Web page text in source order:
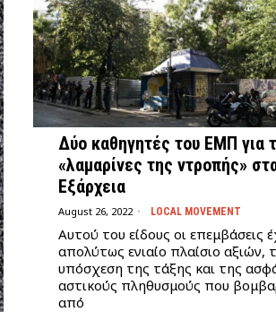
Δύο καθηγητές του ΕΜΠ για
«λαμαρίνες της ντροπής»
Εξάρχεια
August 26, 2022 LOCAL MOVEMENT
Αυτού του είδους οι επεμβάσεις
απολύτως ενιαίο πλαίσιο αξιών,
υπόσχεση της τάξης και της
αστικούς πληθυσμούς που
από